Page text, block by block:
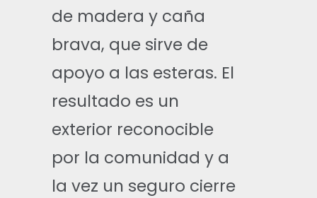
de madera y caña
brava, que sirve de
apoyo a las esteras. El
resultado es un
exterior reconocible
por la comunidad y a
la vez un seguro cierre